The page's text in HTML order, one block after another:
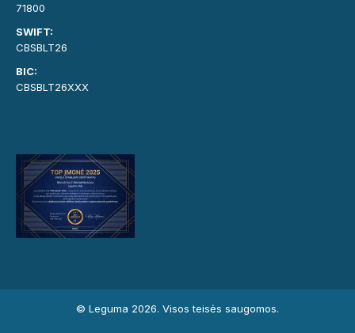
71800
SWIFT:
CBSBLT26
BIC:
CBSBLT26XXX
© Leguma 2026. Visos teisės saugomos.